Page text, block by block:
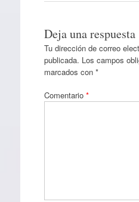
Deja una respuesta
Tu dirección de correo
publicada. Los campos
marcados con *
Comentario *